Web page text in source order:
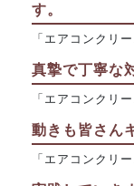
す。
「エアコンクリ
真摯で丁寧な
「エアコンクリ
動きも皆さん
「エアコンクリ